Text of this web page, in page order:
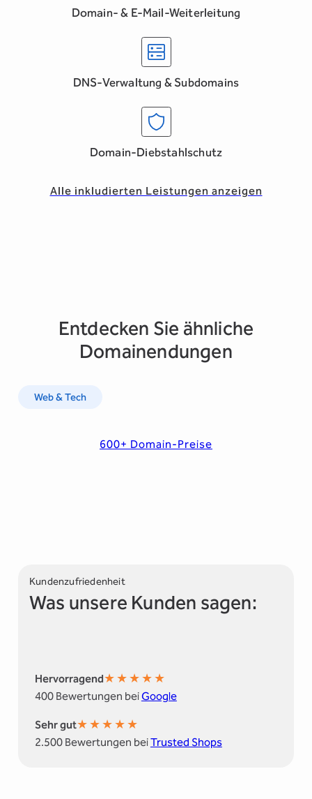
Domain- & E-Mail-Weiterleitung
DNS-Verwaltung & Subdomains
Domain-Diebstahlschutz
Alle inkludierten Leistungen anzeigen
Entdecken Sie ähnliche
Domainendungen
Web & Tech
600+ Domain-Preise
Kundenzufriedenheit
Was unsere Kunden sagen:
Hervorragend★★★★★
400 Bewertungen beiGoogle
Sehr gut★★★★★
2.500 Bewertungen beiTrusted Shops